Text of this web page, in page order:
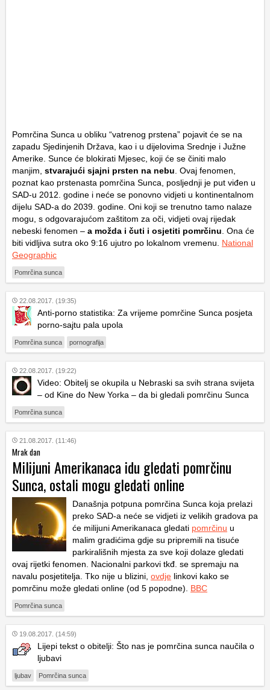
Pomrčina Sunca u obliku “vatrenog prstena” pojavit će se na
zapadu Sjedinjenih Država, kao i u dijelovima Srednje i Južne
Amerike. Sunce će blokirati Mjesec, koji će se činiti malo
manjim, stvarajući sjajni prsten na nebu . Ovaj fenomen,
poznat kao prstenasta pomrčina Sunca, posljednji je put viđen u
SAD-u 2012. godine i neće se ponovno vidjeti u kontinentalnom
dijelu SAD-a do 2039. godine. Oni koji se trenutno tamo nalaze
mogu, s odgovarajućom zaštitom za oči, vidjeti ovaj rijedak
nebeski fenomen – a možda i čuti i osjetiti pomrčinu . Ona će
biti vidljiva sutra oko 9:16 ujutro po lokalnom vremenu. National
Geographic
Pomrčina sunca
22.08.2017. (19:35)
Anti-porno statistika: Za vrijeme pomrčine Sunca posjeta
porno-sajtu pala upola
Pomrčina sunca pornografija
22.08.2017. (19:22)
Video: Obitelj se okupila u Nebraski sa svih strana svijeta
– od Kine do New Yorka – da bi gledali pomrčinu Sunca
Pomrčina sunca
21.08.2017. (11:46)
Mrak dan
Milijuni Amerikanaca idu gledati pomrčinu
Sunca, ostali mogu gledati online
Današnja potpuna pomrčina Sunca koja prelazi
preko SAD-a neće se vidjeti iz velikih gradova pa
će milijuni Amerikanaca gledati pomrčinu u
malim gradićima gdje su pripremili na tisuće
parkirališnih mjesta za sve koji dolaze gledati
ovaj rijetki fenomen. Nacionalni parkovi tkđ. se spremaju na
navalu posjetitelja. Tko nije u blizini, ovdje linkovi kako se
pomrčinu može gledati online (od 5 popodne). BBC
Pomrčina sunca
19.08.2017. (14:59)
Lijepi tekst o obitelji: Što nas je pomrčina sunca naučila o
ljubavi
ljubav Pomrčina sunca